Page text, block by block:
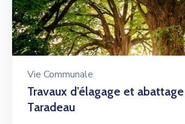
Vie Communale
Travaux d’élagage et
Taradeau